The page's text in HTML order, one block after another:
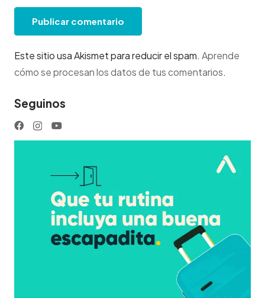
Publicar comentario
Este sitio usa Akismet para reducir el spam. Aprende
cómo se procesan los datos de tus comentarios.
Seguinos